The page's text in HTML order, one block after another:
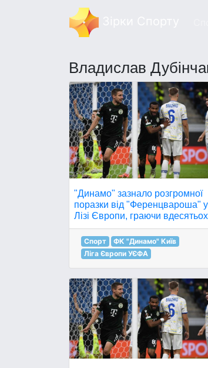
Владислав
"Динамо" зазнало розгромної
поразки від "Ференцвароша" у
Лізі Європи, граючи
Спорт
ФК "Динамо" Київ
Ліга Європи УЄФА